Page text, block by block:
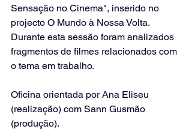
Sensação no Cinema", inserido no
projecto O Mundo à Nossa Volta.
Durante esta sessão foram analizados
fragmentos de filmes relacionados com
o tema em trabalho.
Oficina orientada por Ana Eliseu
(realização) com Sann Gusmão
(produção).